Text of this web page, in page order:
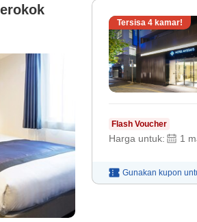
Tersisa 4 kamar!
Flash Voucher
Harga untuk: 1
Gunakan kupon